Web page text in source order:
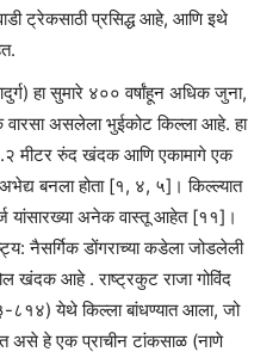
ट्रेकसाठी प्रसिद्ध आहे, आणि इथे
हा सुमारे ४०० वर्षांहून अधिक जुना,
वारसा असलेला भुईकोट किल्ला आहे. हा
मीटर रुंद खंदक आणि एकामागे एक
बनला होता [१, ४, ५]। किल्ल्यात
यांसारख्या अनेक वास्तू आहेत [११]।
नैसर्गिक डोंगराच्या कडेला जोडलेली
खंदक आहे . राष्ट्रकुट राजा गोविंद
८१४) येथे किल्ला बांधण्यात आला, जो
असे हे एक प्राचीन टांकसाळ (नाणे